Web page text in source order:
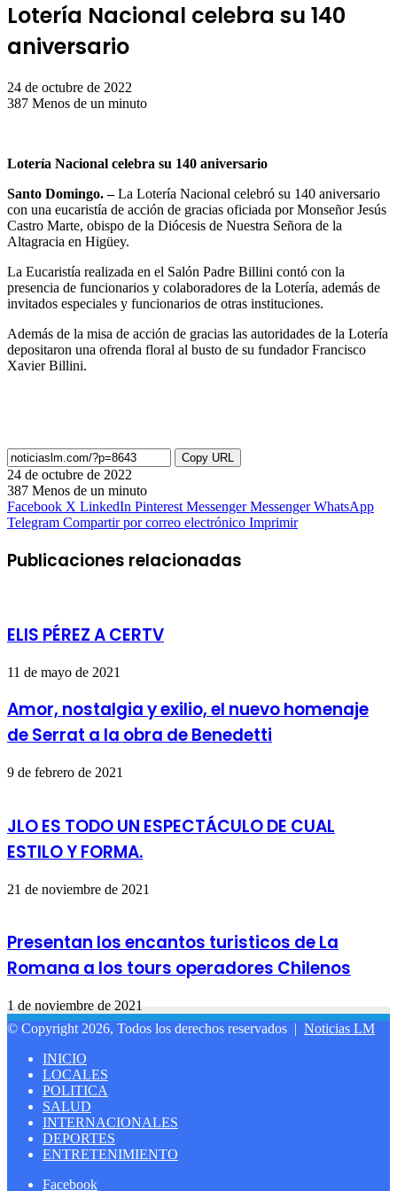
Lotería Nacional celebra su 140
aniversario
24 de octubre de 2022
387 Menos de un minuto
Lotería Nacional celebra su 140 aniversario
Santo Domingo. –La Lotería Nacional celebró su 140 aniversario
con una eucaristía de acción de gracias oficiada por Monseñor Jesús
Castro Marte, obispo de la Diócesis de Nuestra Señora de la
Altagracia en Higüey.
La Eucaristía realizada en el Salón Padre Billini contó con la
presencia de funcionarios y colaboradores de la Lotería, además de
invitados especiales y funcionarios de otras instituciones.
Además de la misa de acción de gracias las autoridades de la Lotería
depositaron una ofrenda floral al busto de su fundador Francisco
Xavier Billini.
Copy URL
24 de octubre de 2022
387 Menos de un minuto
Facebook X LinkedIn Pinterest Messenger Messenger WhatsApp
Telegram Compartir por correo electrónico Imprimir
Publicaciones relacionadas
ELIS PÉREZ A CERTV
11 de mayo de 2021
Amor, nostalgia y exilio, el nuevo homenaje
de Serrat a la obra de Benedetti
9 de febrero de 2021
JLO ES TODO UN ESPECTÁCULO DE CUAL
ESTILO Y FORMA.
21 de noviembre de 2021
Presentan los encantos turisticos de La
Romana a los tours operadores Chilenos
1 de noviembre de 2021
© Copyright 2026, Todos los derechos reservados | Noticias LM
INICIO
LOCALES
POLITICA
SALUD
INTERNACIONALES
DEPORTES
ENTRETENIMIENTO
Facebook